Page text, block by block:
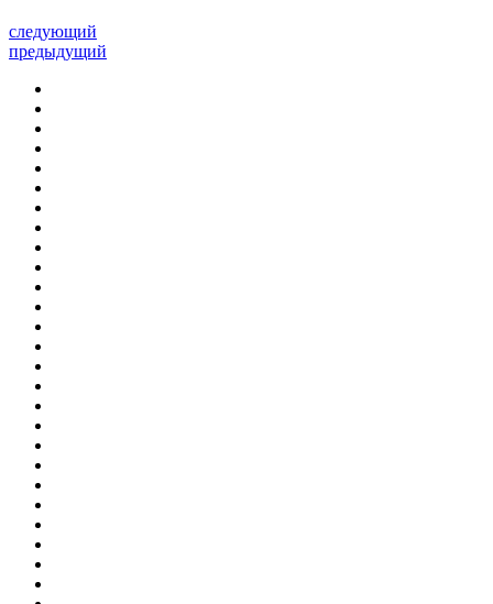
следующий
предыдущий